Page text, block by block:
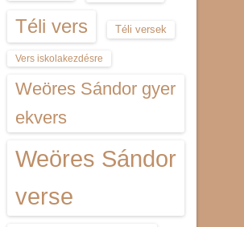
Téli vers Téli versek
Vers iskolakezdésre
Weöres Sándor gyer
ekvers
Weöres Sándor
verse